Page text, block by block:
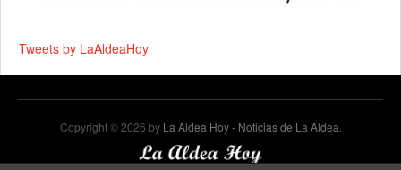
Tweets by LaAldeaHoy
Copyright © 2026 by La Aldea Hoy - Noticias de La Aldea